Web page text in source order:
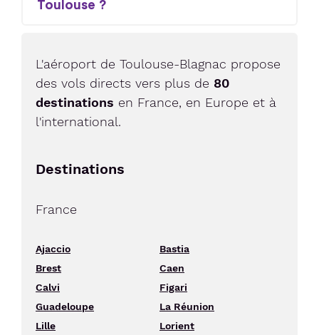
Toulouse ?
L'aéroport de Toulouse-Blagnac propose
des vols directs vers plus de 80
destinations en France, en Europe et à
l'international.
Destinations
France
Ajaccio
Bastia
Brest
Caen
Calvi
Figari
Guadeloupe
La Réunion
Lille
Lorient